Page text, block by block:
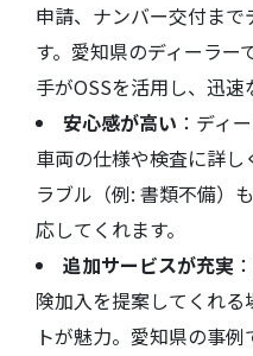
申請、ナンバー交付ま
す。愛知県のディーラー
手がOSSを活用し、迅速
安心感が高い ：ディ
車両の仕様や検査に詳
ラブル（例: 書類不備）
応してくれます。
追加サービスが充実
険加入を提案してくれ
トが魅力。愛知県の事